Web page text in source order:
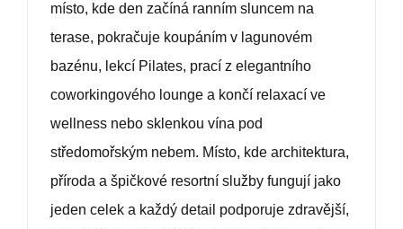
místo, kde den začíná ranním sluncem na
terase, pokračuje koupáním v lagunovém
bazénu, lekcí Pilates, prací z elegantního
coworkingového lounge a končí relaxací ve
wellness nebo sklenkou vína pod
středomořským nebem. Místo, kde architektura,
příroda a špičkové resortní služby fungují jako
jeden celek a každý detail podporuje zdravější,